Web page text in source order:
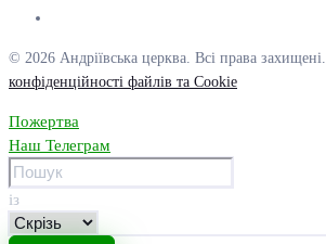
© 2026 Андріївська церква. Всі права захищені.
конфіденційності файлів та Cookie
Пожертва
Наш Телеграм
із